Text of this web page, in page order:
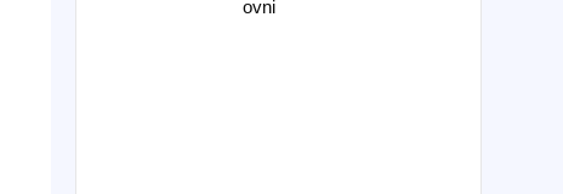
ovni